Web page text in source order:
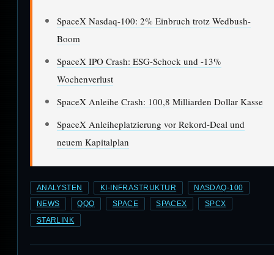
SpaceX Nasdaq-100: 2% Einbruch trotz Wedbush-
Boom
SpaceX IPO Crash: ESG-Schock und -13%
Wochenverlust
SpaceX Anleihe Crash: 100,8 Milliarden Dollar Kasse
SpaceX Anleiheplatzierung vor Rekord-Deal und
neuem Kapitalplan
ANALYSTEN KI-INFRASTRUKTUR NASDAQ-100
NEWS QQQ SPACE SPACEX SPCX
STARLINK